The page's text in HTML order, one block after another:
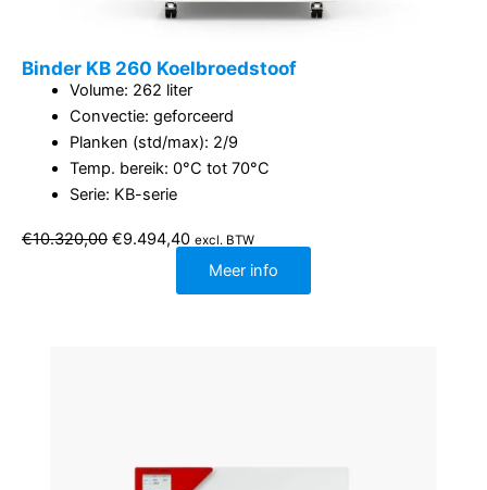
Binder KB 260 Koelbroedstoof
Volume: 262 liter
Convectie: geforceerd
Planken (std/max): 2/9
Temp. bereik: 0°C tot 70°C
Serie: KB-serie
€10.320,00 Oorspronkelijke
€9.494,40Huidige
prijs
€9.494,40.
excl. BTW
Meer info